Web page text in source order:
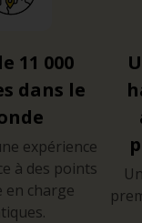
11 000
dans le
expérience
à des points
en charge